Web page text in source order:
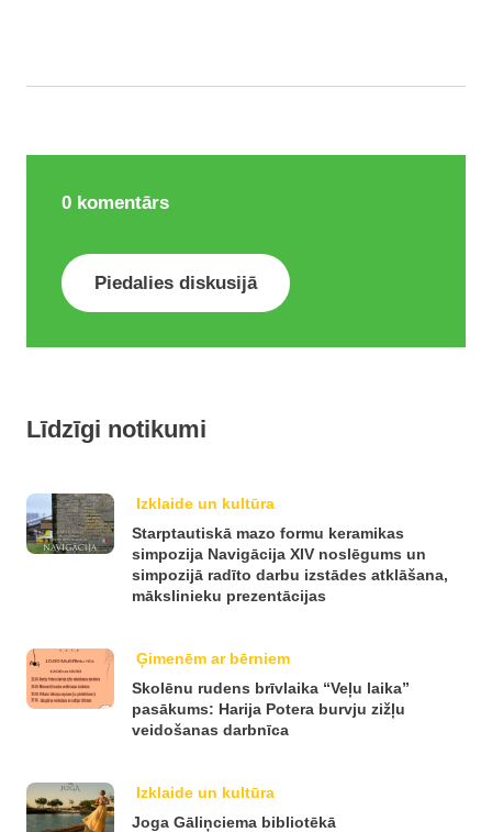
0 komentārs
Piedalies diskusijā
Līdzīgi notikumi
Izklaide un kultūra
Starptautiskā mazo formu keramikas
simpozija Navigācija XIV noslēgums un
simpozijā radīto darbu izstādes atklāšana,
mākslinieku prezentācijas
Ģimenēm ar bērniem
Skolēnu rudens brīvlaika “Veļu laika”
pasākums: Harija Potera burvju zižļu
veidošanas darbnīca
Izklaide un kultūra
Joga Gāliņciema bibliotēkā